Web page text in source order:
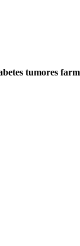
tumores